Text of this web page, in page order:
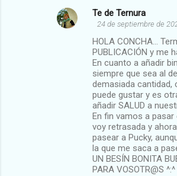
Te de Ternura
24 de septiembre de
HOLA CONCHA...
PUBLICACIÓN y me
En cuanto a añadir
siempre que sea al
demasiada cantidad,
puede gustar y es
añadir SALUD a
En fin vamos a pasar
voy retrasada y
pasear a Pucky,
la que me saca a
UN BESÍN BONITA
PARA VOSOTR@S ^:^